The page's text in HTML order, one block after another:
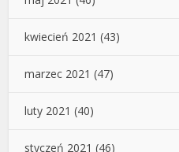
kwiecień 2021 (43)
marzec 2021 (47)
luty 2021 (40)
styczeń 2021 (46)